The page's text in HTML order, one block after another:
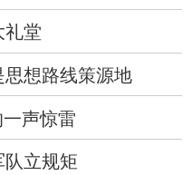
礼堂
想路线策源地
声惊雷
队立规矩